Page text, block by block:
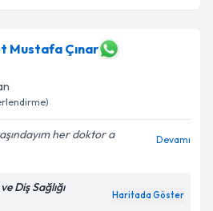
Mustafa Çınar
her doktor a
Devamı
Diş Sağlığı
Haritada Göster